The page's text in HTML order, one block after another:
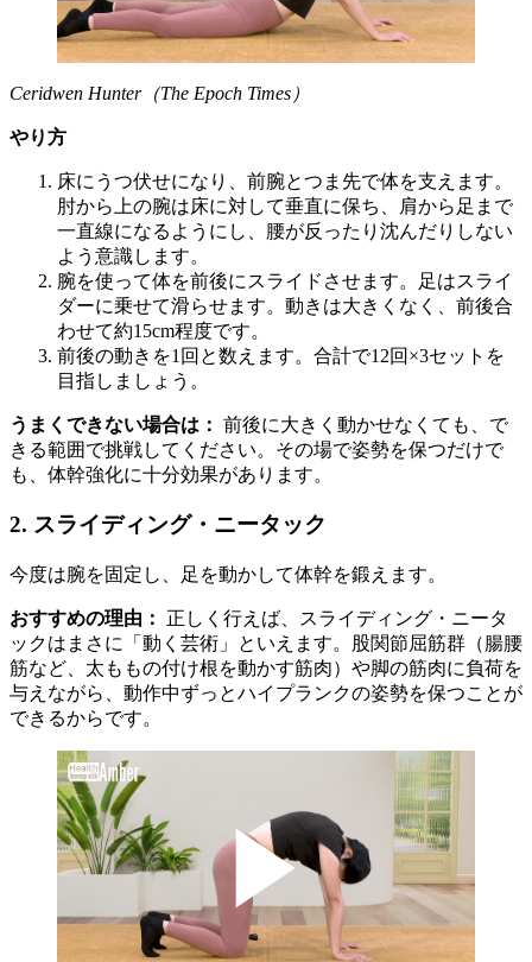
Ceridwen Hunter（The Epoch Times）
やり方
床にうつ伏せになり、前腕とつま先で体を支えます。
肘から上の腕は床に対して垂直に保ち、肩から足まで
一直線になるようにし、腰が反ったり沈んだりしない
よう意識します。
腕を使って体を前後にスライドさせます。足はスライ
ダーに乗せて滑らせます。動きは大きくなく、前後合
わせて約15cm程度です。
前後の動きを1回と数えます。合計で12回×3セットを
目指しましょう。
うまくできない場合は： 前後に大きく動かせなくても、で
きる範囲で挑戦してください。その場で姿勢を保つだけで
も、体幹強化に十分効果があります。
2. スライディング・ニータック
今度は腕を固定し、足を動かして体幹を鍛えます。
おすすめの理由：
正しく行えば、スライディング・ニータ
ックはまさに「動く芸術」といえます。股関節屈筋群（腸腰
筋など、太ももの付け根を動かす筋肉）や脚の筋肉に負荷を
与えながら、動作中ずっとハイプランクの姿勢を保つことが
できるからです。